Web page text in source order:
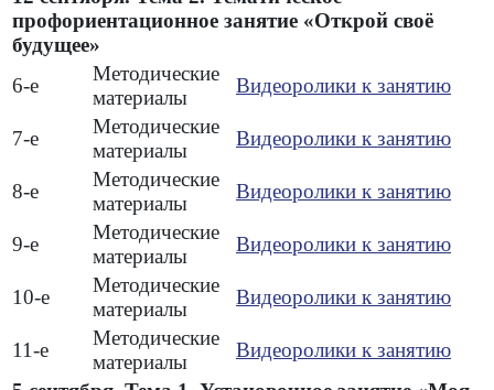
профориентационное занятие «Открой своё
будущее»
6-е
Методические
материалы
Видеоролики к занятию
7-е
Методические
материалы
Видеоролики к занятию
8-е
Методические
материалы
Видеоролики к занятию
9-е
Методические
материалы
Видеоролики к занятию
10-е
Методические
материалы
Видеоролики к занятию
11-е
Методические
материалы
Видеоролики к занятию